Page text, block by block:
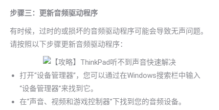
步骤三：更新音频驱动程序
有时候，过时的或损坏的音频驱动程序可能会导致无声问题。
请按照以下步骤更新音频驱动程序：
打开“设备管理器”，您可以通过在Windows搜索栏中输入
“设备管理器”来找到它。
在“声音、视频和游戏控制器”下找到您的音频设备。